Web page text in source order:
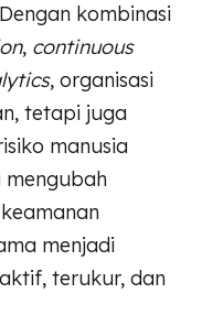
kombinasi
, continuous
, organisasi
tetapi juga
manusia
mengubah
menjadi
terukur, dan